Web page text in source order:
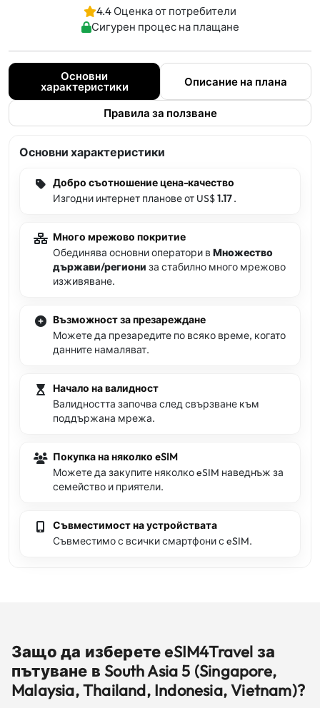
4.4 Оценка от потребители
Сигурен процес на плащане
Основни
характеристики Описание на плана
Правила за ползване
Основни характеристики
Добро съотношение цена-качество
Изгодни интернет планове от US$1.17.
Много мрежово покритие
Обединява основни оператори в Множество
държави/региони за стабилно много мрежово
изживяване.
Възможност за презареждане
Можете да презаредите по всяко време, когато
данните намаляват.
Начало на валидност
Валидността започва след свързване към
поддържана мрежа.
Покупка на няколко eSIM
Можете да закупите няколко eSIM наведнъж за
семейство и приятели.
Съвместимост на устройствата
Съвместимо с всички смартфони с eSIM.
Защо да изберете eSIM4Travel за
пътуване в South Asia 5 (Singapore,
Malaysia, Thailand, Indonesia, Vietnam)?